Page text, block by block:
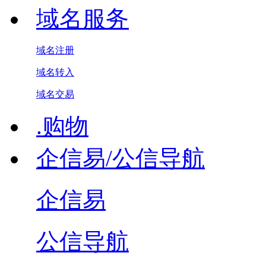
域名服务
域名注册
域名转入
域名交易
.购物
企信易/公信导航
企信易
公信导航